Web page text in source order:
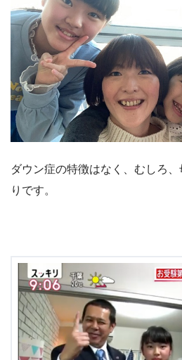
ダウン症の特徴はなく、むしろ
りです。